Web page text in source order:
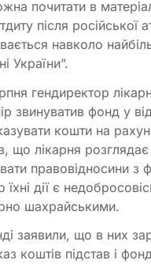
почитати в
після російської
навколо
України”.
гендиректор
звинуватив фонд у
кошти на
що лікарня розглядає
правовідносини з
їхні дії є
шахрайськими.
заявили, що в них
коштів підстав і